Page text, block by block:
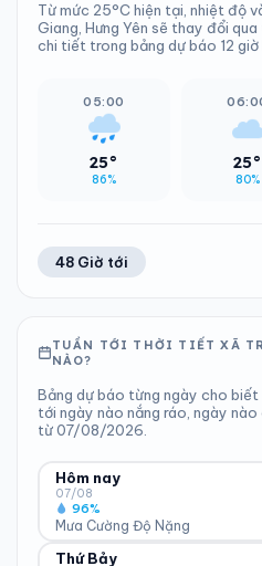
Từ mức 25°C hiện tại, nhiệt độ
Giang, Hưng Yên sẽ thay đổi
chi tiết trong bảng dự báo 12 giờ
05:00
25°
86%
25°
80%
48 Giờ tới
TUẦN TỚI THỜI TIẾT XÃ
NÀO?
Bảng dự báo từng ngày cho biết
tới ngày nào nắng ráo, ngày
từ 07/08/2026.
Hôm nay
07/08
Mưa Cường Độ Nặng
96%
ĐỘ ẨM
Thứ Bảy